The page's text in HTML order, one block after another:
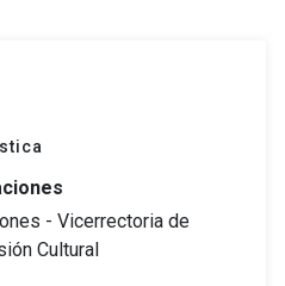
- Vicerrectoria de
Cultural